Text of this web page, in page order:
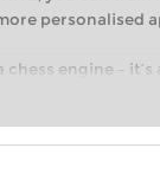
personalised
chess engine –
first steps into
and with a